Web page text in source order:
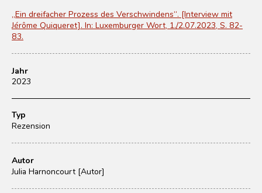
„Ein dreifacher Prozess des Verschwindens“. [Interview mit
Jérôme Quiqueret]. In: Luxemburger Wort, 1./2.07.2023, S. 82-
83.
Jahr
2023
Typ
Rezension
Autor
Julia Harnoncourt [Autor]